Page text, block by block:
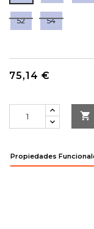
52 54
75,14 €

Propiedades